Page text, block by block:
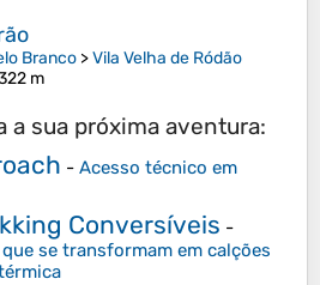
Branco >Vila Velha de Ródão
m
a sua próxima aventura:
- Acesso técnico em
Conversíveis -
se transformam em calções